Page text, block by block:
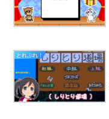
とれぷれ！